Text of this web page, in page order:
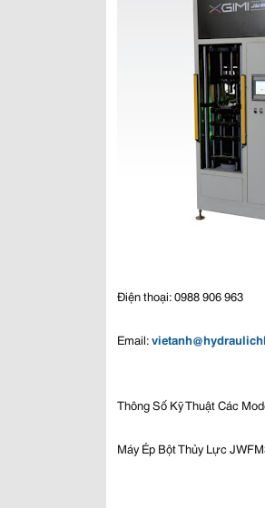
Điện thoại: 0988 906 963
Email:
Thông Số Kỹ Thuật Các
Máy Ép Bột Thủy Lực